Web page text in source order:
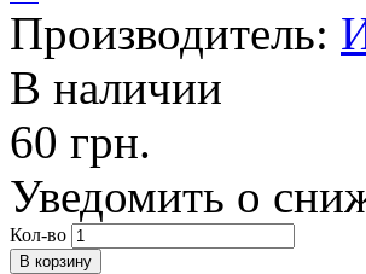
Производитель:
В наличии
60 грн.
Уведомить о
Кол-во